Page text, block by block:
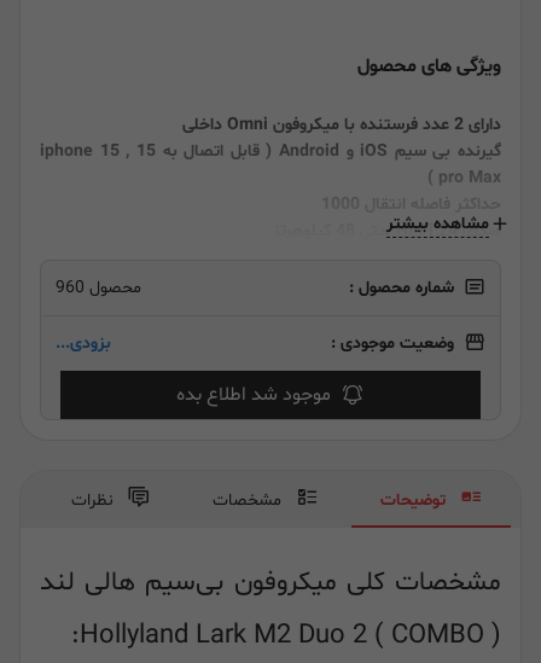
ویژگی های محصول
دارای 2 عدد فرستنده با میکروفون Omni داخلی
گیرنده بی سیم iOS و Android ( قابل اتصال به iphone 15 , 15
pro Max )
صدای Hi-Fi 24 بیتی 48 کیلوهرتز
کنترل برنامه iOS و Android
مشاهده بیشتر
شماره محصول : محصول 960
وضعیت موجودی : بزودی...
موجود شد اطلاع بده
مشخصات کلی میکروفون بی‌سیم هالی لند
( COMBO ) Hollyland Lark M2 Duo 2: